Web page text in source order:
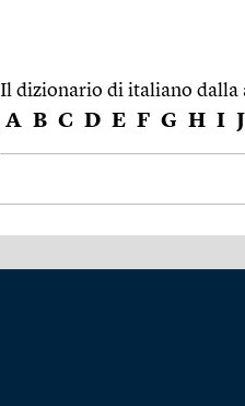
Il dizionario di italiano dalla
A B C D E F G H I J